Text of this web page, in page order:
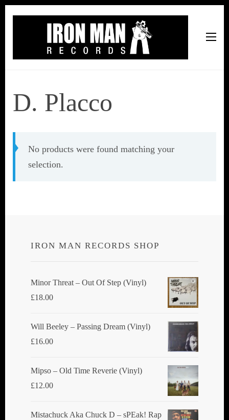
D. Placco
No products were found matching your
selection.
IRON MAN RECORDS SHOP
Minor Threat ‎– Out Of Step (Vinyl)
£18.00
Will Beeley ‎– Passing Dream (Vinyl)
£16.00
Mipso ‎– Old Time Reverie (Vinyl)
£12.00
Mistachuck Aka Chuck D ‎– sPEak! Rap